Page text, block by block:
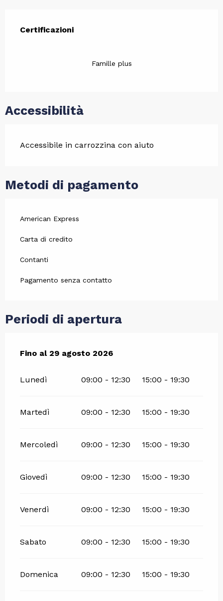
Certificazioni
Certificazioni
Famille plus
Accessibilità
Accessibile in carrozzina con aiuto
Metodi di pagamento
American Express
Carta di credito
Contanti
Pagamento senza contatto
Periodi di apertura
Dal3 luglio 2026 al29 agosto 2026
Fino al29 agosto 2026
Lunedì 09:00 - 12:30 15:00 - 19:30
Martedì 09:00 - 12:30 15:00 - 19:30
Mercoledì 09:00 - 12:30 15:00 - 19:30
Giovedì 09:00 - 12:30 15:00 - 19:30
Venerdì 09:00 - 12:30 15:00 - 19:30
Sabato 09:00 - 12:30 15:00 - 19:30
Domenica 09:00 - 12:30 15:00 - 19:30